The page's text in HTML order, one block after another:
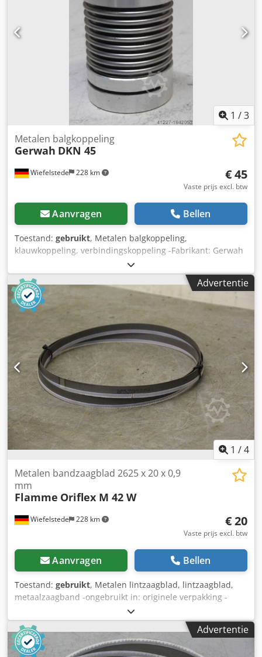
MACHINE VOOR UW TAAK SELECTEREN Bij ons bedrijf vindt
u een breed scala aan machines en componenten: Laser
metaalsnijmachine; Laser metaalmachine, fiber
metaallaser, fiber metaallaser graveur; CNC laser machine
voor metaal; Lasermachine voor hout; CNC laser machine;
Laser graveermachine; Laser graveerapparaat; Laser
snijmachine voor multiplex; Laser graveerapparaat; Laser
snijmachine voor metaal; CNC freesmachine; laser marker.
Lenzen; Koelers; Koelsysteem voor machine; Chiller S&A;
IPG laser, MAX fotonica, Raycus; Compressor; Roterend
apparaat; Spiegel voor lasermachine.
1 /3
Wiefelstede 228 km
Metalen balgkoppeling
Gerwah DKN 45
€ 45
Vaste prijs excl. btw
Aanvragen Bellen
Toestand: gebruikt, Metalen balgkoppeling,
klauwkoppeling, verbindingskoppeling -Fabrikant: Gerwah
-Type: DKN 45 -Golf Dwsdeb Nkvgjpfx Abaea -
Buitendiameter: 32 mm -Binnen diameter: 10 mm -
Gewicht: 0.07 kg
Advertentie
1 /4
Wiefelstede 228 km
Metalen bandzaagblad 2625 x 20 x 0,9
mm
Flamme Oriflex M 42 W
€ 20
Vaste prijs excl. btw
Aanvragen Bellen
Toestand: gebruikt, Metalen lintzaagblad, lintzaagblad,
metaalzaagband -ongebruikt in: originele verpakking -
Afmetingen: 2625 x 20 x 0,9 mm -vertanding: 6/10 ZpZ W -
Prijs: per stuk -Aantal: 7 stuks -Gewicht: 0,4 kg/stuk Dodjd
Ttrzspfx Abajwa
Advertentie